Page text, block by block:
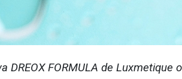
DREOX FORMULA de